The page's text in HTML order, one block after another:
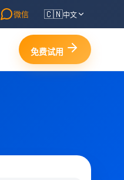
微信 🇨🇳中文
免费试用